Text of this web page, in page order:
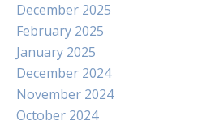
December 2025
February 2025
January 2025
December 2024
November 2024
October 2024